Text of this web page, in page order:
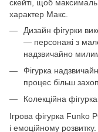
скейті, щоб
характер Макс.
Дизайн фігурки
— персонажі з
надзвичайно
Фігурка
процес більш
Колекційна
Ігрова фігурка Funko
і емоційному розвитку.